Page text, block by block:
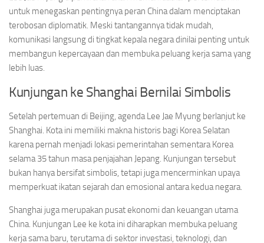
untuk menegaskan pentingnya peran China dalam menciptakan
terobosan diplomatik. Meski tantangannya tidak mudah,
komunikasi langsung di tingkat kepala negara dinilai penting untuk
membangun kepercayaan dan membuka peluang kerja sama yang
lebih luas.
Kunjungan ke Shanghai Bernilai Simbolis
Setelah pertemuan di Beijing, agenda Lee Jae Myung berlanjut ke
Shanghai. Kota ini memiliki makna historis bagi Korea Selatan
karena pernah menjadi lokasi pemerintahan sementara Korea
selama 35 tahun masa penjajahan Jepang. Kunjungan tersebut
bukan hanya bersifat simbolis, tetapi juga mencerminkan upaya
memperkuat ikatan sejarah dan emosional antara kedua negara.
Shanghai juga merupakan pusat ekonomi dan keuangan utama
China. Kunjungan Lee ke kota ini diharapkan membuka peluang
kerja sama baru, terutama di sektor investasi, teknologi, dan